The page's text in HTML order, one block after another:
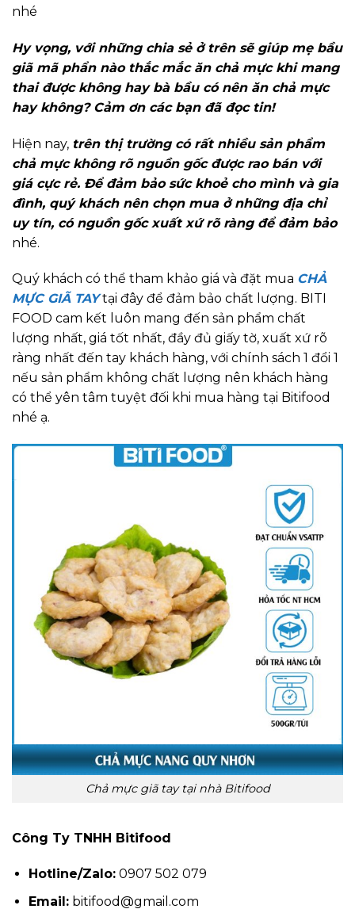
nhé
Hy vọng, với những chia sẻ ở trên sẽ giúp mẹ bầu
giã mã phẩn nào thắc mắc ăn chả mực khi mang
thai được không hay bà bầu có nên ăn chả mực
hay không? Cảm ơn các bạn đã đọc tin!
Hiện nay, trên thị trường có rất nhiều sản phẩm
chả mực không rõ nguồn gốc được rao bán với
giá cực rẻ. Để đảm bảo sức khoẻ cho mình và gia
đình, quý khách nên chọn mua ở những địa chỉ
uy tín, có nguồn gốc xuất xứ rõ ràng để đảm bảo
nhé.
Quý khách có thể tham khảo giá và đặt mua CHẢ
MỰC GIÃ TAYtại đây để đảm bảo chất lượng. BITI
FOOD cam kết luôn mang đến sản phẩm chất
lượng nhất, giá tốt nhất, đầy đủ giấy tờ, xuất xứ rõ
ràng nhất đến tay khách hàng, với chính sách 1 đổi 1
nếu sản phẩm không chất lượng nên khách hàng
có thể yên tâm tuyệt đối khi mua hàng tại Bitifood
nhé ạ.
Chả mực giã tay tại nhà Bitifood
Công Ty TNHH Bitifood
Hotline/Zalo:0907 502 079
Email:bitifood@gmail.com